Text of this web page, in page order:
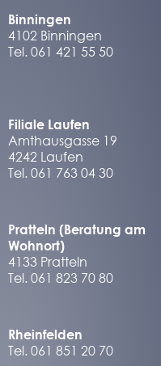
Binningen
4102 Binningen
Tel. 061 421 55 50
Filiale Laufen
Amthausgasse 19
4242 Laufen
Tel. 061 763 04 30
Pratteln (Beratung am
Wohnort)
4133 Pratteln
Tel. 061 823 70 80
Rheinfelden
Tel. 061 851 20 70